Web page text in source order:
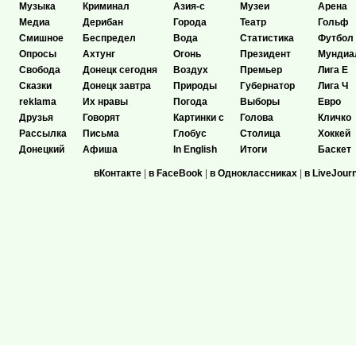
Музыка
Медиа
Смишное
Опросы
Свобода
Сказки
reklama
Друзья
Рассылка
Донецкий
Криминал
Дерибан
Беспредел
Ахтунг
Донецк сегодня
Донецк завтра
Их нравы
Говорят
Письма
Афиша
Азия-с
Города
Вода
Огонь
Воздух
Природы
Погода
Картинки с
Глобус
In English
Музеи
Театр
Статистика
Президент
Премьер
Губернатор
Выборы
Голова
Столица
Итоги
Арена
Гольф
Футбол
Лига Е
Лига Ч
Евро
Кличко
Хоккей
Баскет
вКонтакте в FaceBook в Одноклассниках в